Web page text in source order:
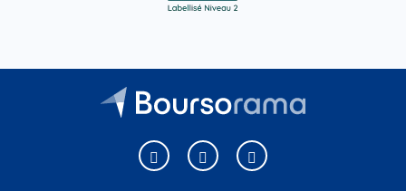
Boursorama sur Facebook
Boursorama sur XBoursorama sur